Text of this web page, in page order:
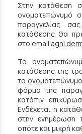
Στην κατάθεσή
ονοματεπώνυμό
παραγγελίας
κατάθεσης θα
στο email
Το
κατάθεσης της
το ονοματεπώνυμο
φόρμα της
κατόπιν
Ενδέχεται η
στην ενημέρωση
οπότε και μικρή